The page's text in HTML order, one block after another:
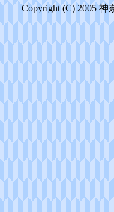
Copyright (C) 2005 神